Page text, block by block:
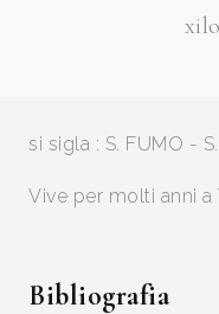
si sigla : S. FUMO -
Vive per molti anni a
Bibliografia